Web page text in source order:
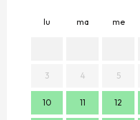
lu ma me
3 4 5
10 11 12